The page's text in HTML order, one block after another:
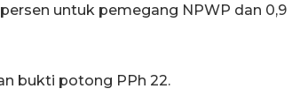
untuk pemegang NPWP dan 0,9
bukti potong PPh 22.